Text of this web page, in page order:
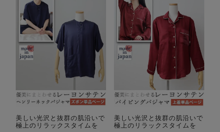
美しい光沢と抜群の肌沿いで
極上のリラックスタイムを
美しい光沢と抜群の肌沿いで
極上のリラックスタイムを